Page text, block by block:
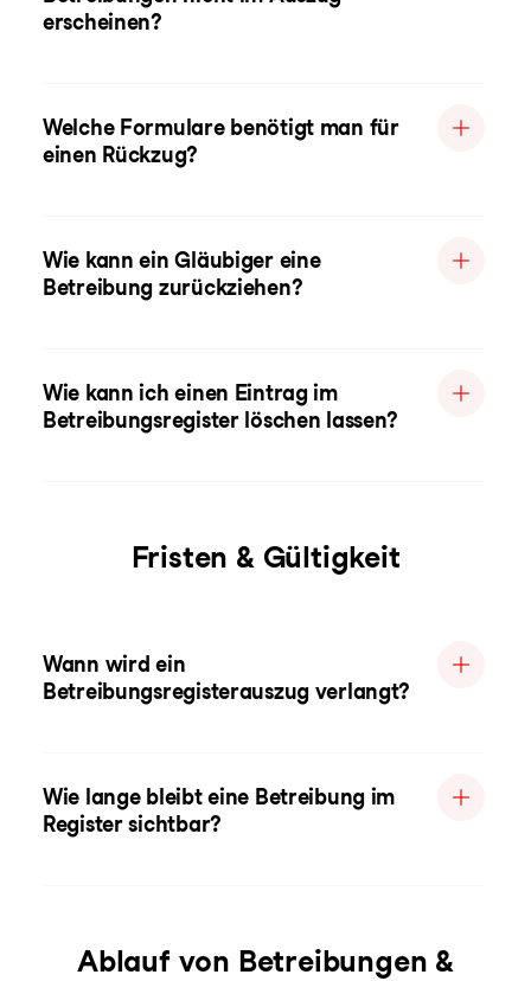
erscheinen?
Welche Formulare benötigt man für
einen Rückzug?
Wie kann ein Gläubiger eine
Betreibung zurückziehen?
Wie kann ich einen Eintrag im
Betreibungsregister löschen lassen?
Fristen & Gültigkeit
Wann wird ein
Betreibungsregisterauszug verlangt?
Wie lange bleibt eine Betreibung im
Register sichtbar?
Ablauf von Betreibungen &